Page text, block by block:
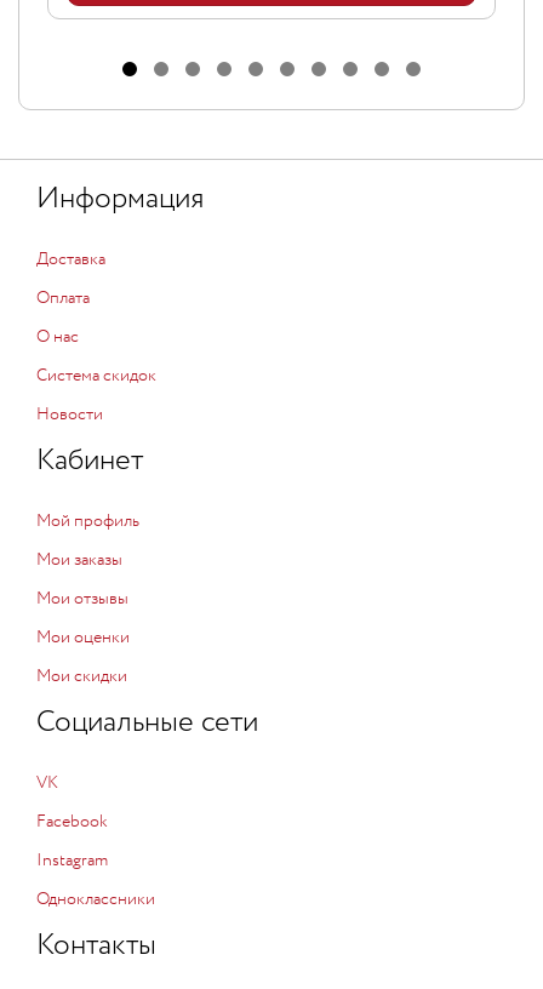
Информация
Доставка
Оплата
О нас
Система скидок
Новости
Кабинет
Мой профиль
Мои заказы
Мои отзывы
Мои оценки
Мои скидки
Социальные сети
VK
Facebook
Instagram
Одноклассники
Контакты